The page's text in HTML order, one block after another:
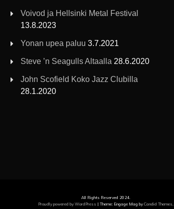
Voivod ja Hellsinki Metal Festival
13.8.2023
Yonan upea paluu 3.7.2021
Steve ’n Seagulls Altaalla 28.6.2020
John Scofield Koko Jazz Clubilla
28.1.2020
All Rights Reserved 2024.
Proudly powered by WordPress | Theme: Engage Mag by Candid Themes.